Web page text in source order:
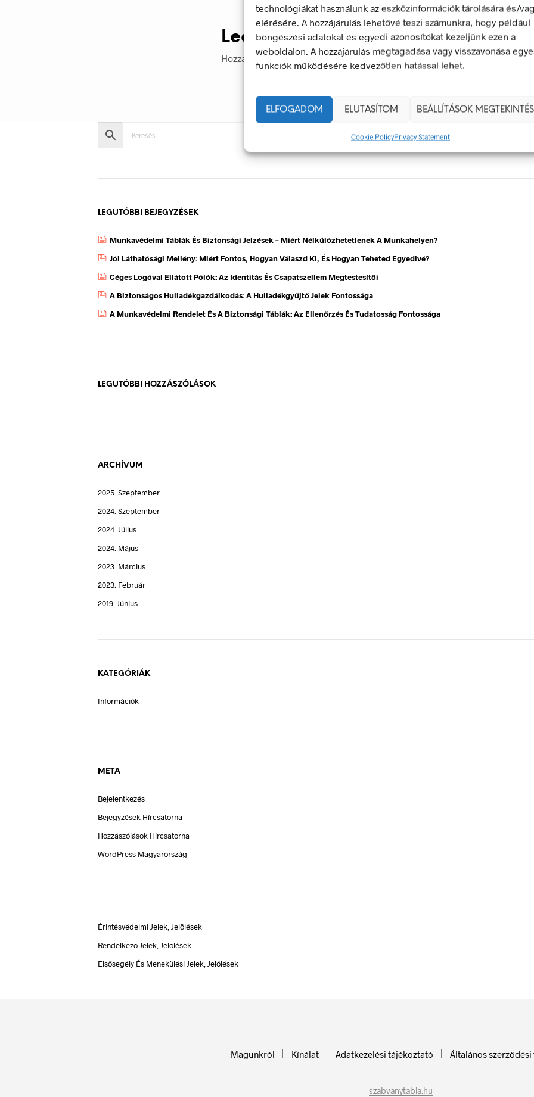
technológiákat használunk az eszközinformációk tárolására és/
elérésére. A hozzájárulás lehetővé teszi számunkra, hogy például
böngészési adatokat és egyedi azonosítókat kezeljünk ezen a
weboldalon. A hozzájárulás megtagadása vagy visszavonása
funkciók működésére kedvezőtlen hatással lehet.
ELFOGADOM ELUTASÍTOM BEÁLLÍTÁSOK
Cookie PolicyPrivacy Statement
Leave a Reply
Hozzászólás küldéséhezbe kell jelentkezni.
LEGUTÓBBI BEJEGYZÉSEK
Munkavédelmi Táblák És Biztonsági Jelzések – Miért Nélkülözhetetlenek A Munkahelyen?
Jól Láthatósági Mellény: Miért Fontos, Hogyan Válaszd Ki, És Hogyan Teheted Egyedivé?
Céges Logóval Ellátott Pólók: Az Identitás És Csapatszellem Megtestesítői
A Biztonságos Hulladékgazdálkodás: A Hulladékgyűjtő Jelek Fontossága
A Munkavédelmi Rendelet És A Biztonsági Táblák: Az Ellenőrzés És Tudatosság Fontossága
LEGUTÓBBI HOZZÁSZÓLÁSOK
ARCHÍVUM
2025. Szeptember
2024. Szeptember
2024. Július
2024. Május
2023. Március
2023. Február
2019. Június
KATEGÓRIÁK
Információk
META
Bejelentkezés
Bejegyzések Hírcsatorna
Hozzászólások Hírcsatorna
WordPress Magyarország
Érintésvédelmi Jelek, Jelölések
Rendelkező Jelek, Jelölések
Elsősegély És Menekülési Jelek, Jelölések
Magunkról Kínálat Adatkezelési tájékoztató Általános
szabvanytabla.hu